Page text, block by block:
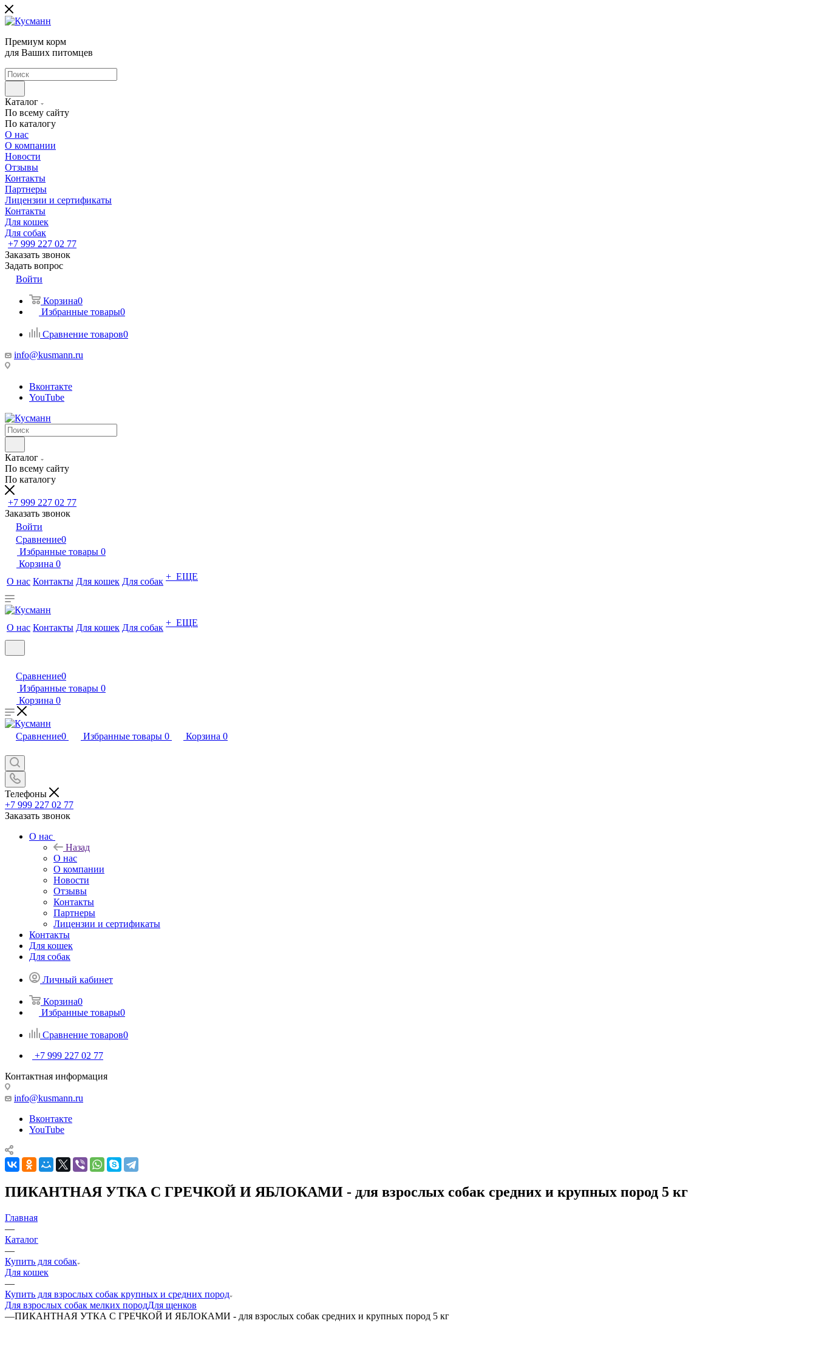
Премиум корм
для Ваших питомцев
Каталог
По всему сайту
По каталогу
О нас
О компании
Новости
Отзывы
Контакты
Партнеры
Лицензии и сертификаты
Контакты
Для кошек
Для собак
+7 999 227 02 77
Заказать звонок
Задать вопрос
Войти
Корзина0
Избранные товары0
Сравнение товаров0
info@kusmann.ru
Вконтакте
YouTube
Каталог
По всему сайту
По каталогу
+7 999 227 02 77
Заказать звонок
Войти
Сравнение0
Избранные товары 0
Корзина 0
О нас Контакты Для кошек Для собак + ЕЩЕ
О нас Контакты Для кошек Для собак + ЕЩЕ
Сравнение0
Избранные товары 0
Корзина 0
Сравнение0 Избранные товары 0 Корзина 0
Телефоны
+7 999 227 02 77
Заказать звонок
О нас
Назад
О нас
О компании
Новости
Отзывы
Контакты
Партнеры
Лицензии и сертификаты
Контакты
Для кошек
Для собак
Личный кабинет
Корзина0
Избранные товары0
Сравнение товаров0
+7 999 227 02 77
Контактная информация
info@kusmann.ru
Вконтакте
YouTube
ПИКАНТНАЯ УТКА С ГРЕЧКОЙ И ЯБЛОКАМИ - для взрослых собак средних и крупных пород 5 кг
Главная
—
Каталог
—
Купить для собак
Для кошек
—
Купить для взрослых собак крупных и средних пород
Для взрослых собак мелких породДля щенков
—ПИКАНТНАЯ УТКА С ГРЕЧКОЙ И ЯБЛОКАМИ - для взрослых собак средних и крупных пород 5 кг